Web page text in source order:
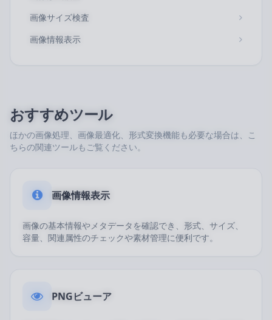
画像サイズ検査
画像情報表示
おすすめツール
ほかの画像処理、画像最適化、形式変換機能も必要な場合は、こ
ちらの関連ツールもご覧ください。
画像情報表示
画像の基本情報やメタデータを確認でき、形式、サイズ、
容量、関連属性のチェックや素材管理に便利です。
PNGビューア